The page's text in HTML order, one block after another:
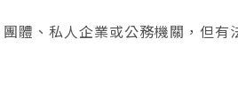
體、私人企業或公務機關，但有